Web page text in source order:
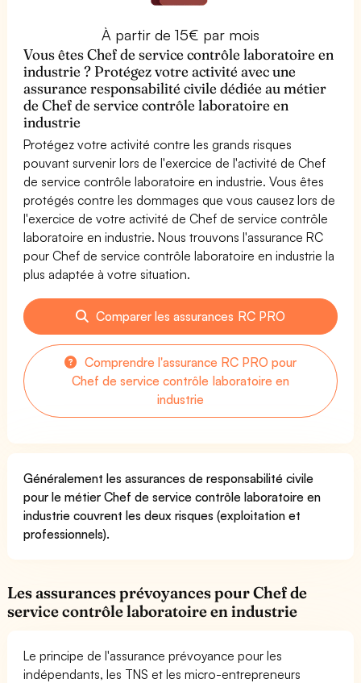
À partir de 15€ par mois
Vous êtes Chef de service contrôle laboratoire en
industrie ? Protégez votre activité avec une
assurance responsabilité civile dédiée au métier
de Chef de service contrôle laboratoire en
industrie
Protégez votre activité contre les grands risques
pouvant survenir lors de l'exercice de l'activité de Chef
de service contrôle laboratoire en industrie. Vous êtes
protégés contre les dommages que vous causez lors de
l'exercice de votre activité de Chef de service contrôle
laboratoire en industrie. Nous trouvons l'assurance RC
pour Chef de service contrôle laboratoire en industrie la
plus adaptée à votre situation.
Comparer les assurances RC PRO
Comprendre l'assurance RC PRO pour
Chef de service contrôle laboratoire en
industrie
Généralement les assurances de responsabilité civile
pour le métier Chef de service contrôle laboratoire en
industrie couvrent les deux risques (exploitation et
professionnels).
Les assurances prévoyances pour Chef de
service contrôle laboratoire en industrie
Le principe de l'assurance prévoyance pour les
indépendants, les TNS et les micro-entrepreneurs